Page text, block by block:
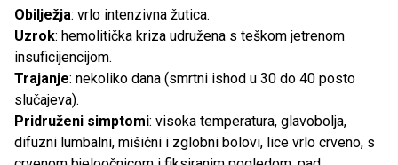
Obilježja: vrlo intenzivna žutica.
Uzrok: hemolitička kriza udružena s teškom jetrenom
insuficijencijom.
Trajanje: nekoliko dana (smrtni ishod u 30 do 40 posto
slučajeva).
Pridruženi simptomi: visoka temperatura, glavobolja,
difuzni lumbalni, mišićni i zglobni bolovi, lice vrlo crveno, s